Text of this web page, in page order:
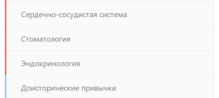
Сердечно-сосудистая система
Стоматология
Эндокринология
Доисторические привычки